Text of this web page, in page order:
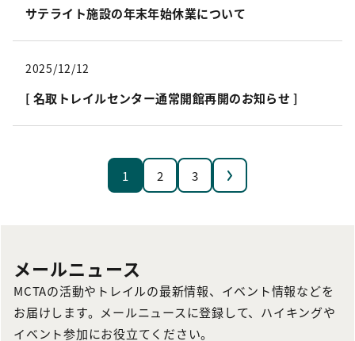
サテライト施設の年末年始休業について
2025/12/12
[ 名取トレイルセンター通常開館再開のお知らせ ]
1 2 3 次へ
メールニュース
MCTAの活動やトレイルの最新情報、イベント情報などを
お届けします。メールニュースに登録して、ハイキングや
イベント参加にお役立てください。